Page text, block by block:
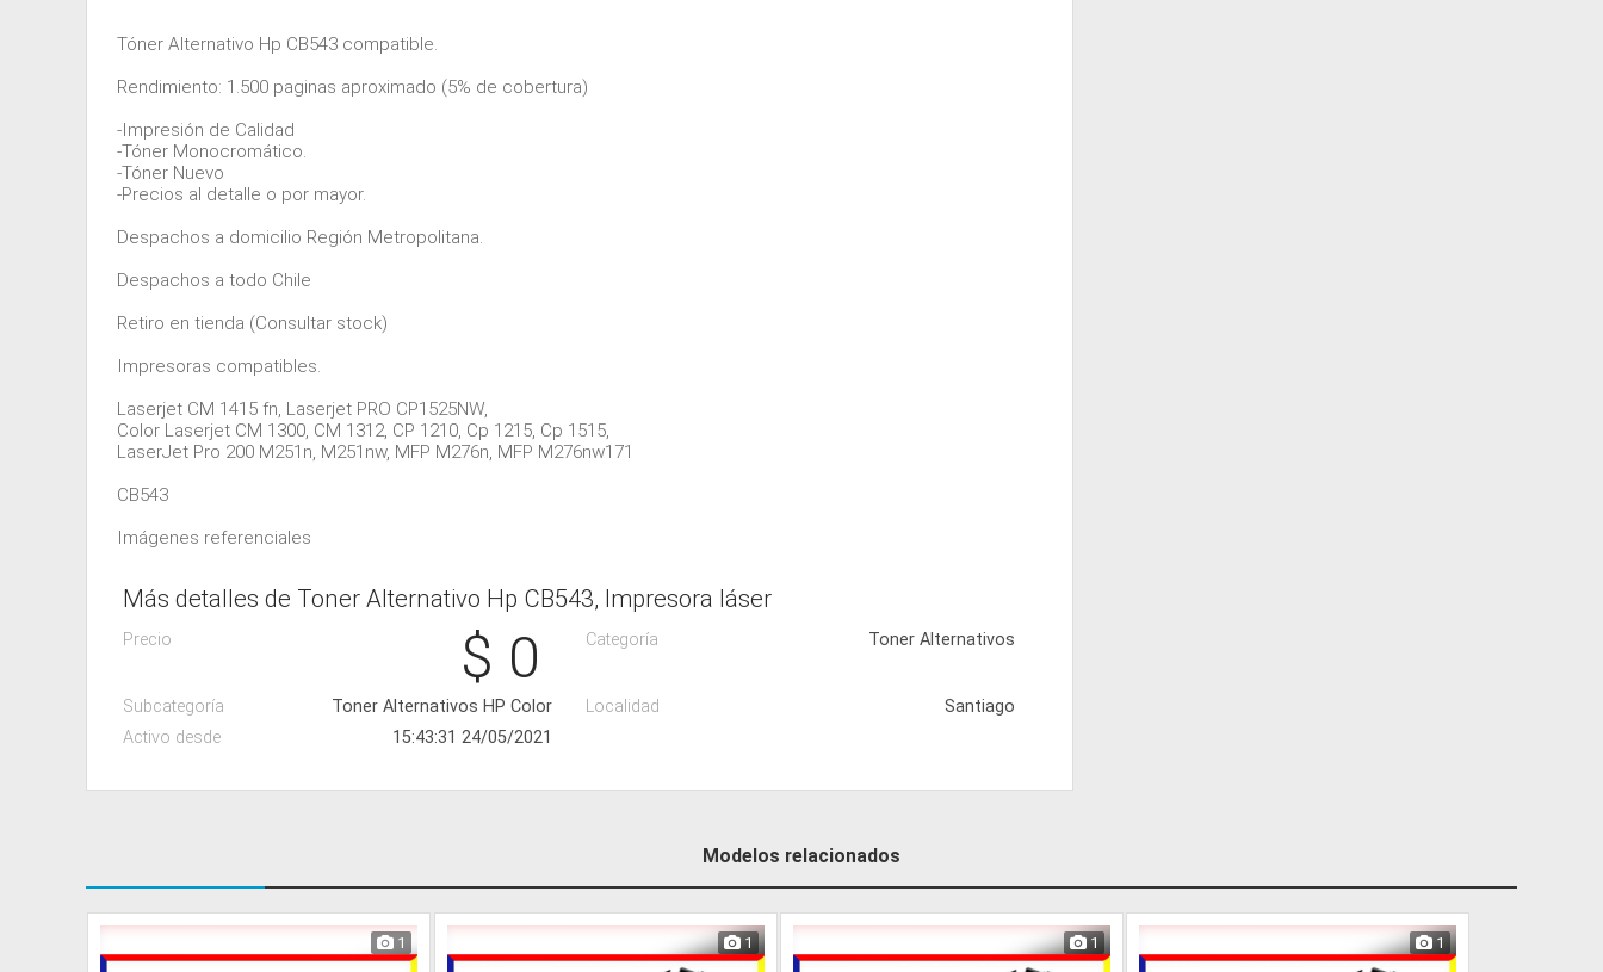
Tóner Alternativo Hp CB543 compatible.
Rendimiento: 1.500 paginas aproximado (5% de cobertura)
-Impresión de Calidad
-Tóner Monocromático.
-Tóner Nuevo
-Precios al detalle o por mayor.
Despachos a domicilio Región Metropolitana.
Despachos a todo Chile
Retiro en tienda (Consultar stock)
Impresoras compatibles.
Laserjet CM 1415 fn, Laserjet PRO CP1525NW,
Color Laserjet CM 1300, CM 1312, CP 1210, Cp 1215, Cp 1515,
LaserJet Pro 200 M251n, M251nw, MFP M276n, MFP M276nw171
CB543
Imágenes referenciales
Más detalles de Toner Alternativo Hp CB543, Impresora láser
Precio $ 0 Categoría Toner Alternativos
Subcategoría Toner Alternativos HP Color Localidad
Santiago
Activo desde
15:43:31 24/05/2021
Modelos relacionados
1 1 1 1